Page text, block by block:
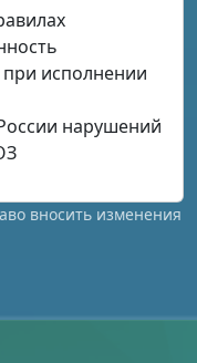
исполнении
нарушений
вносить изменения